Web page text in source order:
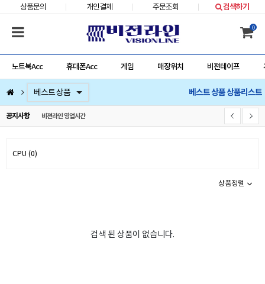
상품문의 개인결제 주문조회 검색하기
0
노트북Acc 휴대폰Acc 게임 매장위치 비젼테이프
컴퓨터부품
베스트 상품
컴퓨터주변기기
저장장치/네트웍/케이블/배터리/충전기/잠금장치
마우스/키보드/키패드/패드/번지/덕/손목받침대/타블렛
스피커/이어폰/헤드셋/거치대/마이크
게임
노트북Acc
게임슬라이더
휴대폰Acc 베스트 상품 상품리스트
공지사항 비젼라인 영업시간
CPU (0)
상품정렬
검색 된 상품이 없습니다.